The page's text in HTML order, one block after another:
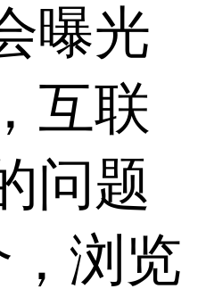
曝光
互联
问题
浏览